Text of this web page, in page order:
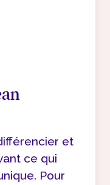
et
ce qui
Pour